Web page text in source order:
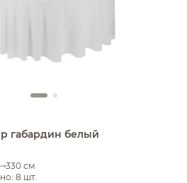
габардин белый
330 см
8 шт.